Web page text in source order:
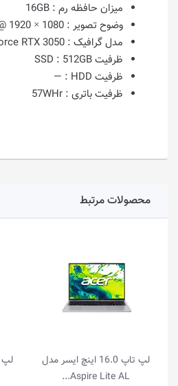
میزان حافظه رم : 16GB
وضوح تصویر : 1080 × 1920 @ FULL HD
مدل گرافیک : RTX 3050
ظرفیت SSD :512GB
ظرفیت HDD :
—
ظرفیت باتری : 57WHr
محصولات مرتبط
لپ تاپ گیمینگ 16.0 اینچ ایسر
مدل Predato...